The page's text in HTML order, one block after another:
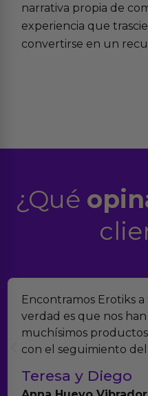
narrativa propia de
experiencia que
convertirse en un
¿Qué
Encontramos Erotiks
verdad es que nos
muchísimos
con el seguimiento
Teresa y Diego